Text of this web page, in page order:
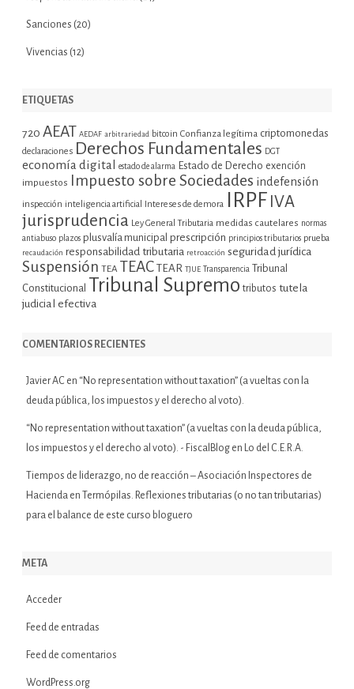
Sanciones (20)
Vivencias (12)
ETIQUETAS
720 AEAT AEDAF arbitrariedad bitcoin Confianza legítima criptomonedas
declaraciones Derechos Fundamentales DGT
economía digital estado de alarma Estado de Derecho exención
impuestos Impuesto sobre Sociedades indefensión
inspección inteligencia artificial Intereses de demora IRPF IVA
jurisprudencia Ley General Tributaria medidas cautelares normas
antiabuso plazos plusvalía municipal prescripción principios tributarios prueba
recaudación responsabilidad tributaria retroacción seguridad jurídica
Suspensión TEA TEAC TEAR TJUE Transparencia Tribunal
Constitucional Tribunal Supremo tributos tutela
judicial efectiva
COMENTARIOS RECIENTES
Javier AC en “No representation without taxation” (a vueltas con la
deuda pública, los impuestos y el derecho al voto).
“No representation without taxation” (a vueltas con la deuda pública,
los impuestos y el derecho al voto). - FiscalBlog en Lo del C.E.R.A.
Tiempos de liderazgo, no de reacción – Asociación Inspectores de
Hacienda en
Termópilas. Reflexiones tributarias (o no tan tributarias)
para el balance de este curso bloguero
META
Acceder
Feed de entradas
Feed de comentarios
WordPress.org